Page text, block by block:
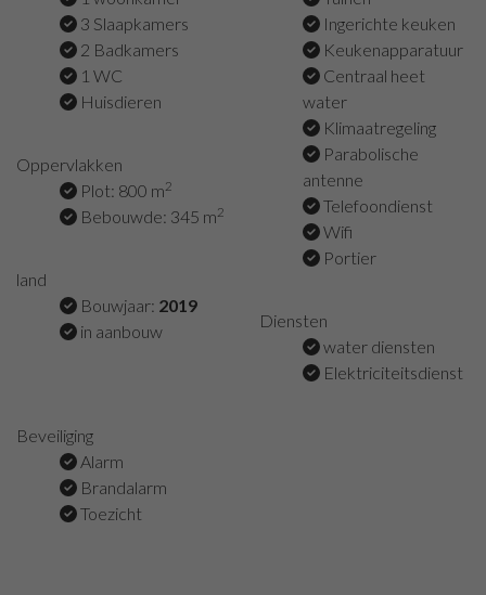
3 Slaapkamers
2 Badkamers
1 WC
Huisdieren
Oppervlakken
Plot: 800 m2
Bebouwde: 345 m2
land
Bouwjaar: 2019
in aanbouw
Ingerichte keuken
Keukenapparatuur
Centraal heet
water
Klimaatregeling
Parabolische
antenne
Telefoondienst
Wifi
Portier
Diensten
water diensten
Elektriciteitsdienst
Beveiliging
Alarm
Brandalarm
Toezicht